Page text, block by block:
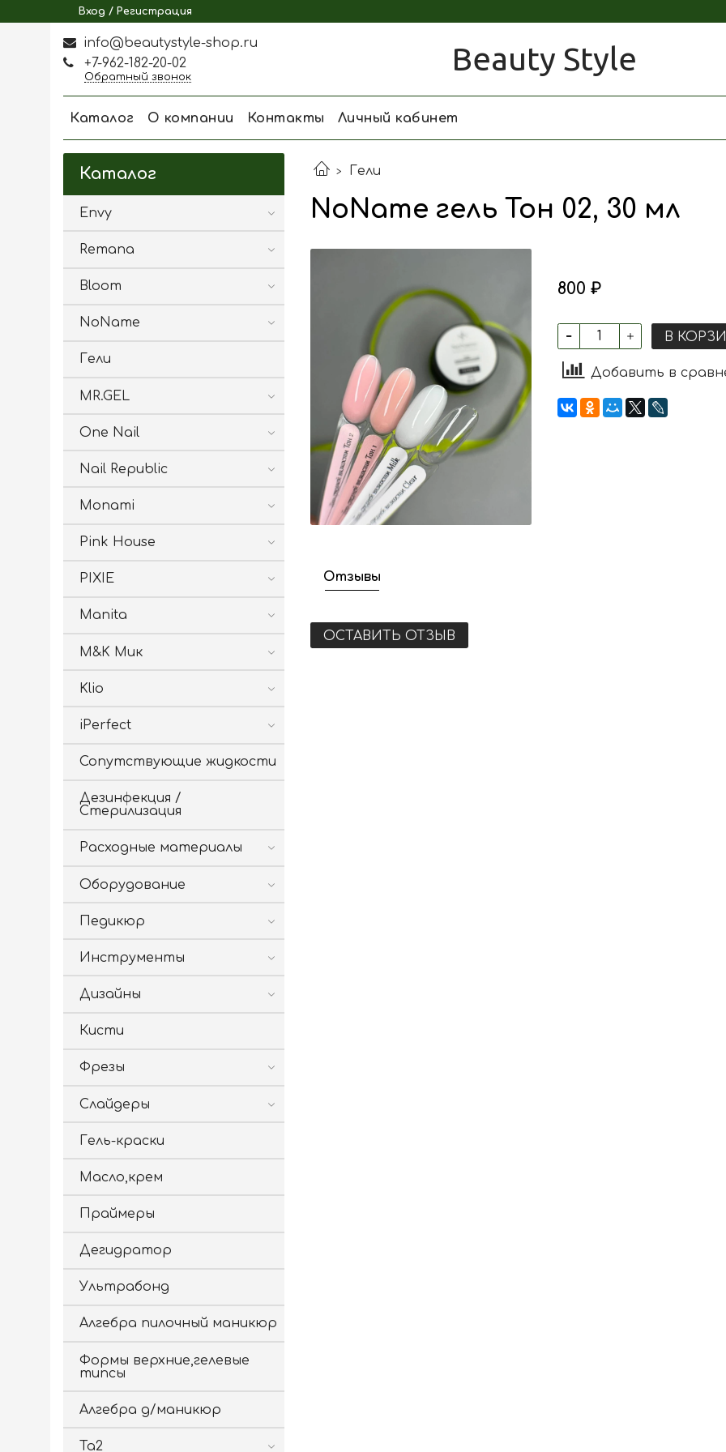
Вход / Регистрация
info@beautystyle-shop.ru
+7-962-182-20-02
Обратный звонок Beauty Style
Каталог О компании Контакты Личный кабинет
Гели
NoName гель Тон 02, 30 мл
800 ₽
В
Добавить в
Отзывы
ОСТАВИТЬ ОТЗЫВ
Каталог
Envy
Remana
Bloom
NoName
Гели
MR.GEL
One Nail
Nail Republic
Monami
Pink House
PIXIE
Manita
M&K Мик
Klio
iPerfect
Сопутствующие жидкости
Дезинфекция /
Стерилизация
Расходные материалы
Оборудование
Педикюр
Инструменты
Дизайны
Кисти
Фрезы
Слайдеры
Гель-краски
Масло,крем
Праймеры
Дегидратор
Ультрабонд
Алгебра пилочный маникюр
Формы верхние,гелевые
типсы
Алгебра д/маникюр
Ta2